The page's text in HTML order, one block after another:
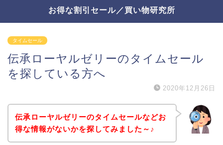
お得な割引セール／買い物研究所
タイムセール
伝承ローヤルゼリーのタイムセール
を探している方へ
2020年12月26日
伝承ローヤルゼリーのタイムセールなどお
得な情報がないかを探してみました～♪